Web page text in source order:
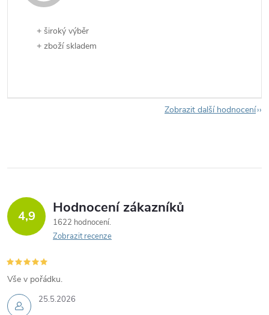
+ široký výběr
+ zboží skladem
Zobrazit další hodnocení
4,9 Hodnocení zákazníků
1622 hodnocení
Zobrazit recenze
25.5.2026
Vše v pořádku.